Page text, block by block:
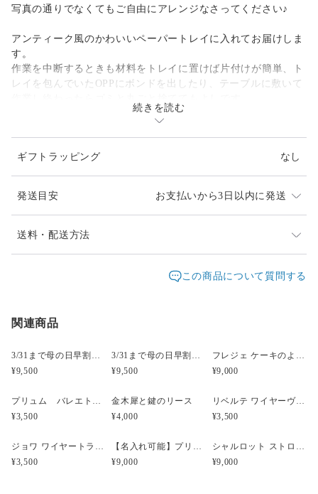
写真の通りでなくてもご自由にアレンジなさってください♪
アンティーク風のかわいいペーパートレイに入れてお届けしま
す。
作業を中断するときも材料をトレイに置けば片付けが簡単、ト
レイを包んでいたOPPにボンドを出したり、テーブルに敷いて
【キット内容】
[プリザーブド]
ローズ ピンク、ホワイト
カーネーション
アジサイ(緑)
千日紅
[その他]
ペーパーパッキン
BOX(フォームセット済)
クリスタルピック
裸線ワイヤー(銀/プリザーブド用)
ラッピング用リボン
続きを読む
ギフトラッピング なし
発送目安 お支払いから3日以内に発送
時間差で完売になってしまいましたらどうぞご容赦くだ
指定なし・午前中（8時～12時）・14時～16時・16時～
送料・配送方法
宅急便（ヤマト）
¥5,000以上のご注文で送料無料
この商品について質問する
関連商品
3/31まで母の日早割・5束限定 ピオニーのアーティフィシャルフラワーブーケ Merci Élégantメルシーエレガン
¥9,500
3/31まで母の日早割・5束限定 ローズのアーティフィシャルフラワーブーケ Bonheur Rosé（ボヌール・ロゼ）
¥9,500
フレジェ ケーキのようなプリザーブドフラワーアレンジメント
¥9,000
プリュム バレエトゥシューズ プリザーブドフラワーアレンジメント
¥3,500
金木犀と鍵のリース
¥4,000
リベルテ ワイヤーヴァイオリンプリザーブドフラワーアレンジメント ブルー
¥3,500
ジョワ ワイヤートランペット プリザーブドフラワーアレンジメント イエロー
¥3,500
【名入れ可能】プリザーブド フラワーケーキ シャルロット マスカット【母の日】【誕生日】【開店祝い】
¥9,000
シャルロット ストロベリーピンク プリザーブドフラワーケーキ 【名入れ可能】
¥9,000